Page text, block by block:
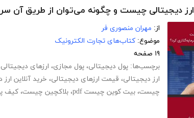
ارز دیجیتالی چیست و چگونه می‌توان از طریق آن
از: مهران منصوری فر
موضوع: کتاب‌های تجارت الکترونیک
۱۹ صفحه
برچسب‌ها: پول دیجیتالی، پول مجازی، ارزهای دیجیتالی
ارز دیجیتالی، قیمت ارزهای دیجیتالی، خرید آنلاین
چیست، بیت کوین چیست pdf ، بلاکچین چیست، کیف